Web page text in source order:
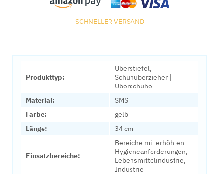
SCHNELLER VERSAND
Produkttyp:
Überstiefel,
Schuhüberzieher |
Überschuhe
Material:
SMS
Farbe:
gelb
Länge:
34 cm
Einsatzbereiche:
Bereiche mit erhöhten
Hygieneanforderungen,
Lebensmittelindustrie,
Industrie